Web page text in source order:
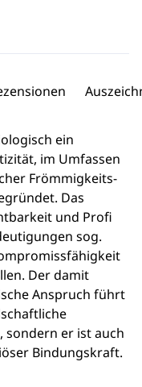
ein
im Umfassen
Frömmigkeits-
Das
und Profi
sog.
Der damit
Anspruch führt
sondern er ist auch
Bindungskraft.